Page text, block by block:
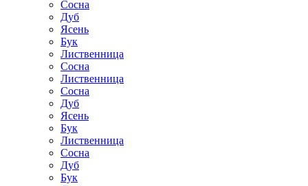
Сосна
Дуб
Ясень
Бук
Лиственница
Сосна
Лиственница
Сосна
Дуб
Ясень
Бук
Лиственница
Сосна
Дуб
Бук